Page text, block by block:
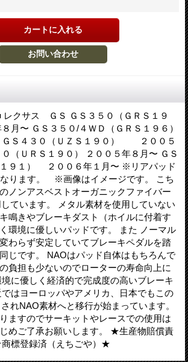
レクサス ＧＳ ＧＳ３５０（ＧＲＳ１９
月〜 ＧＳ３５０/４ＷＤ（ＧＲＳ１９６）
ＧＳ４３０（ＵＺＳ１９０） ２００５
（ＵＲＳ１９０） ２００５年８月〜 ＧＳ
１９１） ２００６年１月〜 ※リアパッド
なります。 ※画像はイメージです。 こち
ノンアスベストオーガニックファイバー
しています。 メタル素材を使用していない
鳴きやブレーキダスト（ホイルに付着す
環境に優しいパッドです。 また ノーマル
わらず安定していてブレーキペダルを踏
じです。 NAOはパッド自体はもちろんで
負担も少ないのでローターの寿命向上に
に優しく経済的で完成度の高いブレーキ
はヨーロッパやアメリカ、日本でもこの
れNAO素材へと移行が始まっています。
ますのでサーキットやレースでの使用は
めご了承お願いします。 ★生産物賠償責
標登録済（えちごや）★